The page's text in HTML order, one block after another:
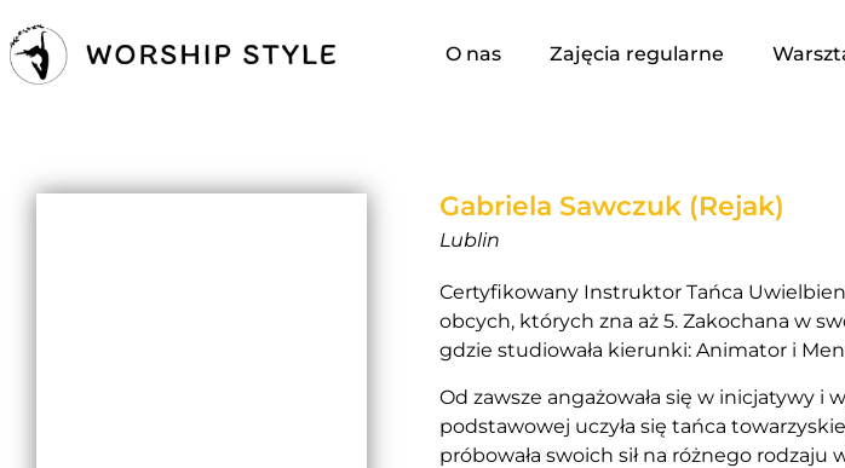
O nas Zajęcia regularne
Gabriela Sawczuk (Rejak)
Lublin
Certyfikowany Instruktor Tańca
obcych, których zna aż 5. Zakochana w
gdzie studiowała kierunki: Animator i
Od zawsze angażowała się w inicjatywy i
podstawowej uczyła się tańca
próbowała swoich sił na różnego